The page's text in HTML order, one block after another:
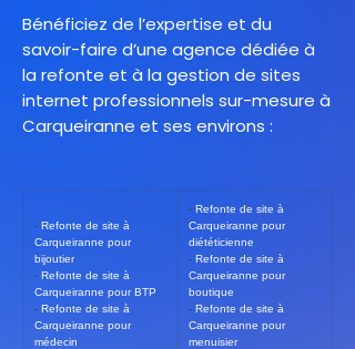
Bénéficiez de l’expertise et du
savoir-faire d’une agence dédiée à
la refonte et à la gestion de sites
internet professionnels sur-mesure à
Carqueiranne et ses environs :
- Refonte de site à
Carqueiranne pour
bijoutier
- Refonte de site à
Carqueiranne pour BTP
- Refonte de site à
Carqueiranne pour
médecin
- Refonte de site à
Carqueiranne pour
diététicienne
- Refonte de site à
Carqueiranne pour
boutique
- Refonte de site à
Carqueiranne pour
menuisier